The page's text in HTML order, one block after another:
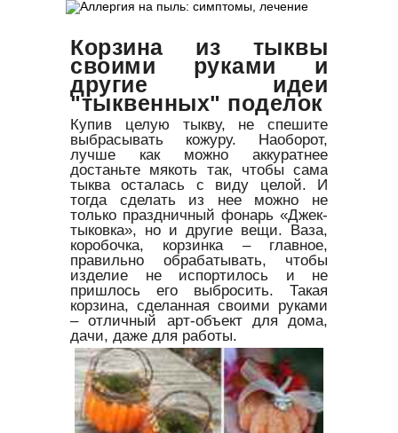
Корзина из тыквы
своими руками и
другие идеи
"тыквенных" поделок
Купив целую тыкву, не спешите
выбрасывать кожуру. Наоборот,
лучше как можно аккуратнее
достаньте мякоть так, чтобы сама
тыква осталась с виду целой. И
тогда сделать из нее можно не
только праздничный фонарь «Джек-
тыковка», но и другие вещи. Ваза,
коробочка, корзинка – главное,
правильно обрабатывать, чтобы
изделие не испортилось и не
пришлось его выбросить. Такая
корзина, сделанная своими руками
– отличный арт-объект для дома,
дачи, даже для работы.